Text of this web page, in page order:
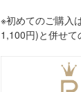
※初めてのご購入
1,100円)と併せて